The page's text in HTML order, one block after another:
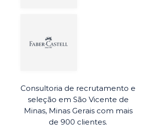
Consultoria de recrutamento e
seleção em São Vicente de
Minas, Minas Gerais com mais
de 900 clientes.